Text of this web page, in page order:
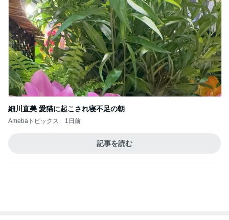
細川直美 愛猫に起こされ寝不足の朝
Amebaトピックス 1日前
記事を読む